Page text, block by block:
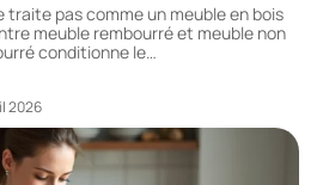
traite pas comme un meuble en bois
meuble rembourré et meuble non
conditionne le…
2026